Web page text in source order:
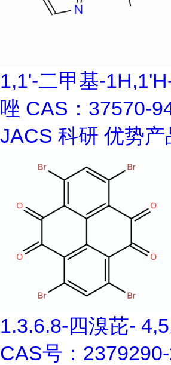
1,1'-二甲基-
唑 CAS：37570-
JACS 科研 优势产
1.3.6.8-四溴芘-
CAS号：